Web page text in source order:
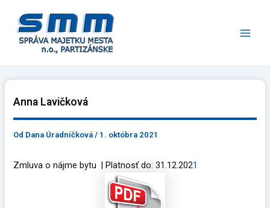
obsah
Anna Lavičková
Od Dana Úradníčková/ 1. októbra 2021
Zmluva o nájme bytu | Platnosť do: 31.12.2021